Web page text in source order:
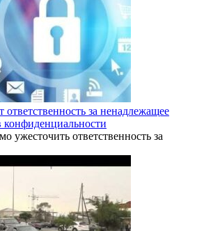
за ненадлежащее
конфиденциальности
ужесточить ответственность за